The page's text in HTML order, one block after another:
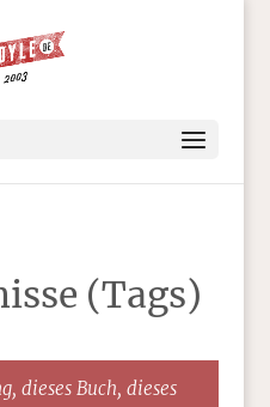
(Tags)
dieses Buch, dieses